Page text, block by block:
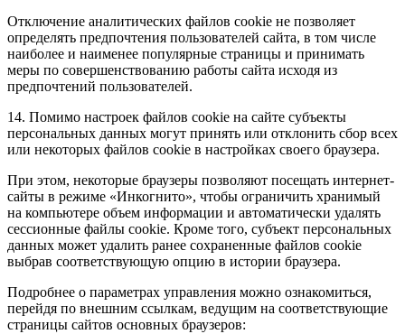
Отключение аналитических файлов cookie не позволяет
определять предпочтения пользователей сайта, в том числе
наиболее и наименее популярные страницы и принимать
меры по совершенствованию работы сайта исходя из
предпочтений пользователей.
14. Помимо настроек файлов cookie на сайте субъекты
персональных данных могут принять или отклонить сбор всех
или некоторых файлов cookie в настройках своего браузера.
При этом, некоторые браузеры позволяют посещать интернет-
сайты в режиме «Инкогнито», чтобы ограничить хранимый
на компьютере объем информации и автоматически удалять
сессионные файлы cookie. Кроме того, субъект персональных
данных может удалить ранее сохраненные файлов cookie
выбрав соответствующую опцию в истории браузера.
Подробнее о параметрах управления можно ознакомиться,
перейдя по внешним ссылкам, ведущим на соответствующие
страницы сайтов основных браузеров: